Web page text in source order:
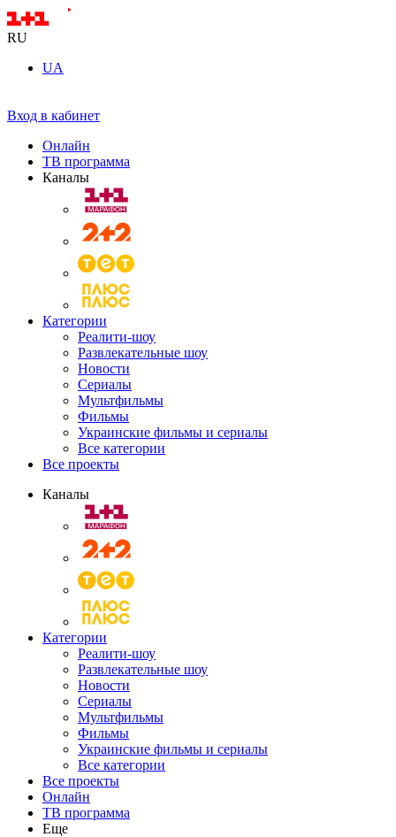
RU
UA
Вход в кабинет
Онлайн
ТВ программа
Каналы
Категории
Реалити-шоу
Развлекательные шоу
Новости
Сериалы
Мультфильмы
Фильмы
Украинские фильмы и сериалы
Все категории
Все проекты
Каналы
Категории
Реалити-шоу
Развлекательные шоу
Новости
Сериалы
Мультфильмы
Фильмы
Украинские фильмы и сериалы
Все категории
Все проекты
Онлайн
ТВ программа
Еще